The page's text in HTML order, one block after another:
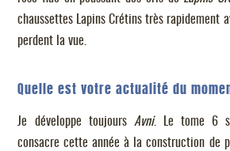
chaussettes Lapins Crétins très rapidement
perdent la vue.
Quelle est votre actualité du
Je développe toujours Avni. Le tome 6
consacre cette année à la construction de